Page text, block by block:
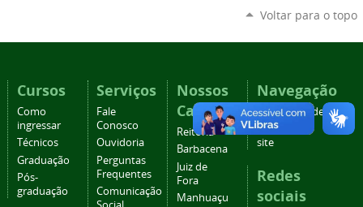
Voltar para o topo
Cursos
Como
ingressar
Técnicos
Graduação
Pós-
graduação
Serviços
Fale
Conosco
Ouvidoria
Perguntas
Frequentes
Comunicação
Nossos
Campi
Reitoria
Barbacena
Juiz de
Fora
Manhuaçu
Navegação
Acessibilidade
Mapa do
site
Redes
sociais